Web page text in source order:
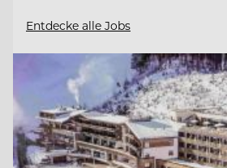
Entdecke alle Jobs